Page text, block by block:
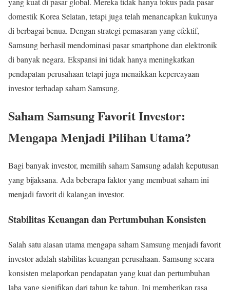
domestik Korea Selatan, tetapi juga telah menancapkan kukunya
di berbagai benua. Dengan strategi pemasaran yang efektif,
Samsung berhasil mendominasi pasar smartphone dan elektronik
di banyak negara. Ekspansi ini tidak hanya meningkatkan
pendapatan perusahaan tetapi juga menaikkan kepercayaan
investor terhadap saham Samsung.
Saham Samsung Favorit Investor:
Mengapa Menjadi Pilihan Utama?
Bagi banyak investor, memilih saham Samsung adalah keputusan
yang bijaksana. Ada beberapa faktor yang membuat saham ini
menjadi favorit di kalangan investor.
Stabilitas Keuangan dan Pertumbuhan Konsisten
Salah satu alasan utama mengapa saham Samsung menjadi favorit
investor adalah stabilitas keuangan perusahaan. Samsung secara
konsisten melaporkan pendapatan yang kuat dan pertumbuhan
laba yang signifikan dari tahun ke tahun. Ini memberikan rasa